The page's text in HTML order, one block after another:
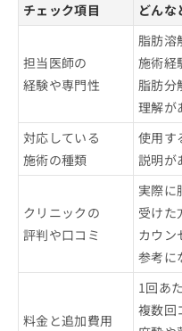
チェック項目 どんな
担当医師の
経験や専門性
脂肪溶
施術経
脂肪分
理解が
対応している
施術の種類
使用す
説明が
クリニックの
評判や口コミ
実際に
受けた
カウン
参考に
料金と追加費用
1回あ
複数回